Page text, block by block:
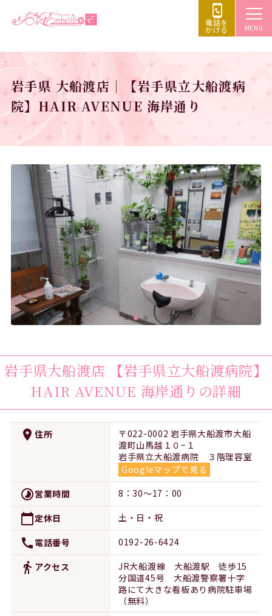
MENU
電話を
かける
岩手県 大船渡店｜【岩手県立大船渡病
院】HAIR AVENUE 海岸通り
岩手県大船渡店
【岩手県立大船渡病院】
HAIR AVENUE 海岸通り の詳細
place 住所
〒022-0002 岩手県大船渡市大船
渡町山馬越１０−１
岩手県立大船渡病院 ３階理容室
Googleマップで見る
timelapse営業時間 8：30～17：00
calendar_today定休日 土・日・祝
call 電話番号 0192-26-6424
directions_walk アクセス
JR大船渡線 大船渡駅 徒歩15
分国道45号 大船渡警察署十字
路にて大きな看板あり病院駐車場
（無料）